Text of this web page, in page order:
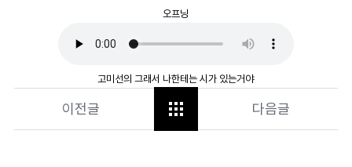
오프닝
고미선의 그래서 나한테는 시가 있는거야
이전글 다음글